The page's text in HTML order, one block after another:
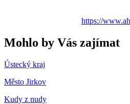
https://
Mohlo by Vás zajímat
Ústecký kraj
Město Jirkov
Kudy z nudy